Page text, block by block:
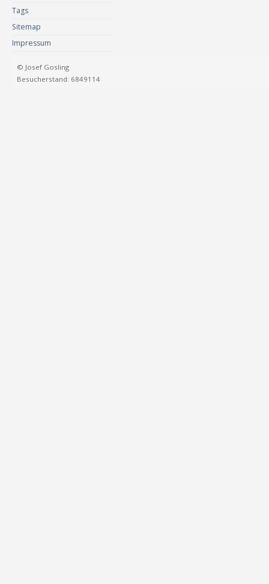
Tags
Sitemap
Impressum
© Josef Gosling
Besucherstand: 6849114